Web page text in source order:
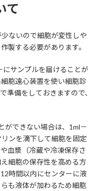
て
ないので細胞が変性しや
製する必要があります。
サンプルを届けることが
胞遠心装置を使い細胞診
準備をしておきますので、
ができない場合は、1ml－
ンを滴下して細胞を固定
血漿（冷蔵や冷凍保存さ
細胞の保存性を高める方
時間以内にセンターに液
も液体が加わるため細胞